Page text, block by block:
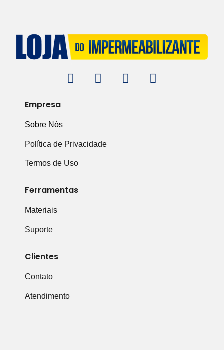
Empresa
Sobre Nós
Política de Privacidade
Termos de Uso
Ferramentas
Materiais
Suporte
Clientes
Contato
Atendimento